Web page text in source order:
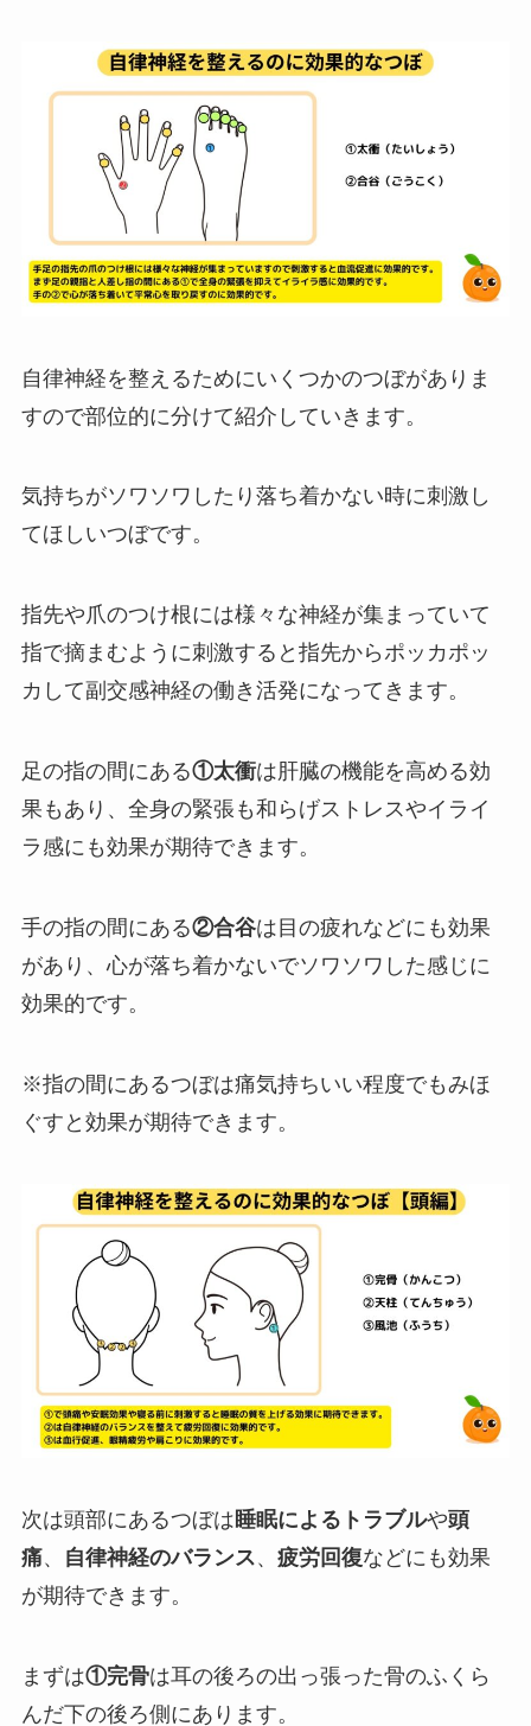
自律神経を整えるためにいくつかのつぼがありま
すので部位的に分けて紹介していきます。
気持ちがソワソワしたり落ち着かない時に刺激し
てほしいつぼです。
指先や爪のつけ根には様々な神経が集まっていて
指で摘まむように刺激すると指先からポッカポッ
カして副交感神経の働き活発になってきます。
足の指の間にある①太衝は肝臓の機能を高める効
果もあり、全身の緊張も和らげストレスやイライ
ラ感にも効果が期待できます。
手の指の間にある②合谷は目の疲れなどにも効果
があり、心が落ち着かないでソワソワした感じに
効果的です。
※指の間にあるつぼは痛気持ちいい程度でもみほ
ぐすと効果が期待できます。
次は頭部にあるつぼは睡眠によるトラブルや頭
痛、 自律神経のバランス、 疲労回復などにも効果
が期待できます。
まずは①完骨は耳の後ろの出っ張った骨のふくら
んだ下の後ろ側にあります。